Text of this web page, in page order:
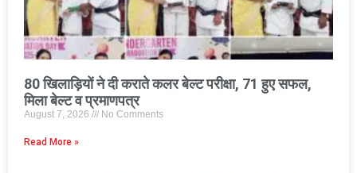
80 खिलाड़ियों ने दी कराते कलर बेल्ट परीक्षा, 71 हुए सफल,
मिला बेल्ट व प्रमाणपत्र
August 7, 2026 No Comments
Read More »